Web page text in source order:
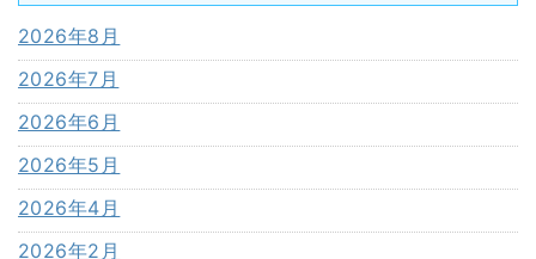
2026年8月
2026年7月
2026年6月
2026年5月
2026年4月
2026年2月